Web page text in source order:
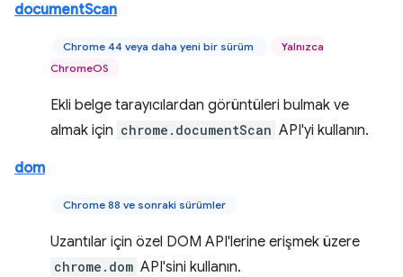
documentScan
Chrome 44 veya daha yeni bir sürüm
Yalnızca
ChromeOS
Ekli belge tarayıcılardan görüntüleri bulmak ve
almak için chrome.documentScan API'yi kullanın.
dom
Chrome 88 ve sonraki sürümler
Uzantılar için özel DOM API'lerine erişmek üzere
chrome.dom API'sini kullanın.